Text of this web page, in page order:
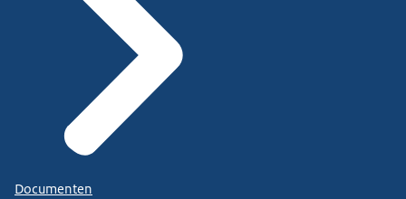
Documenten